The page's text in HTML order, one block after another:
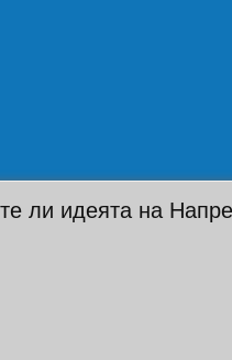
ли идеята на